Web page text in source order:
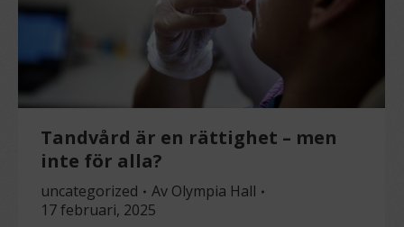
Tandvård är en rättighet – men
inte för alla?
uncategorized Av Olympia Hall
17 februari, 2025